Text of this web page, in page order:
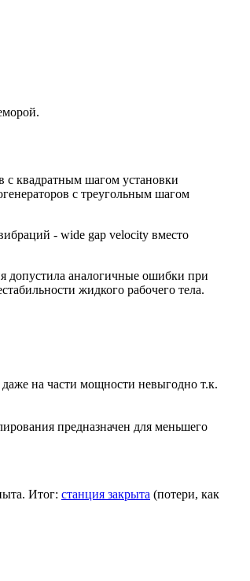
с квадратным шагом установки
с треугольным шагом
- wide gap velocity вместо
допустила аналогичные ошибки при
жидкого рабочего тела.
даже на части мощности невыгодно т.к.
предназначен для меньшего
Итог: станция закрыта (потери, как